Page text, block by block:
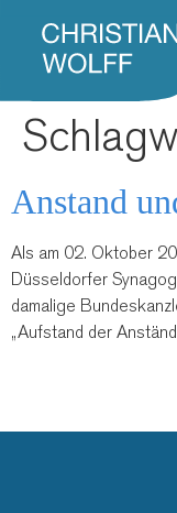
Anstand
Als am 02. Oktober
Düsseldorfer
damalige
„Aufstand der